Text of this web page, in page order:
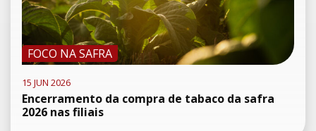
FOCO NA SAFRA
15 JUN 2026
Encerramento da compra de tabaco da safra
2026 nas filiais